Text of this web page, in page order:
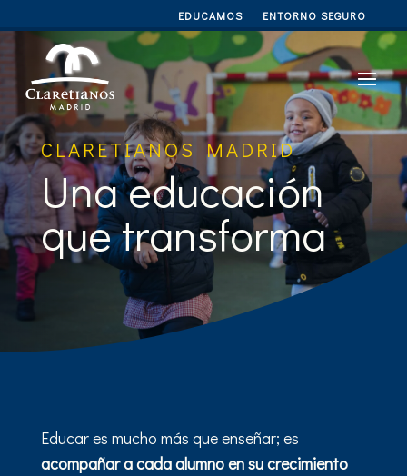
EDUCAMOS ENTORNO SEGURO
CLARETIANOS MADRID
Una educación
que transforma
Educar es mucho más que enseñar; es
acompañar a cada alumno en su crecimiento